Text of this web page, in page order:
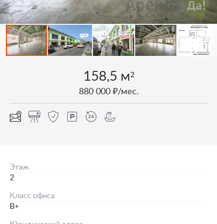
158,5 м²
880 000 ₽/мес.
Этаж
2
Класс офиса
B+